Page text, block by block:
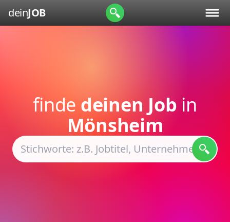
deinJOB
finde deinen Job in
Mönsheim